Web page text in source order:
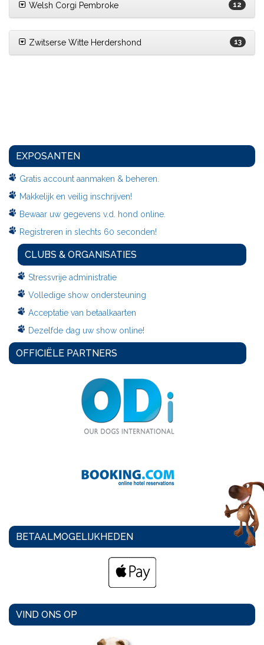
Welsh Corgi Pembroke 12
Zwitserse Witte Herdershond 13
EXPOSANTEN
Gratis account aanmaken & beheren.
Makkelijk en veilig inschrijven!
Bewaar uw gegevens v.d. hond online.
Registreren in slechts 60 seconden!
CLUBS & ORGANISATIES
Stressvrije administratie
Volledige show ondersteuning
Acceptatie van betaalkaarten
Dezelfde dag uw show online!
OFFICIËLE PARTNERS
BETAALMOGELIJKHEDEN
VIND ONS OP